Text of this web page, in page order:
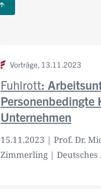
Vorträge, 13.11.2023
Fuhlrott:
Personenbedingte
Unternehmen
15.11.2023 | Prof. Dr.
Zimmerling |